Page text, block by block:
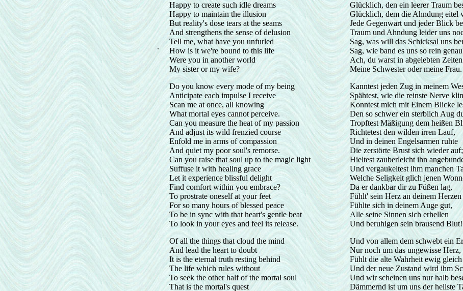
.
Happy to create such idle dreams
Happy to maintain the illusion
But reality's dose tears at the seams
And strengthens the sense of delusion
Tell me, what have you unfurled
How is it we're bound to this life
Were you in another world
My sister or my wife?
Do you know every mode of my being
Anticipate each impulse I receive
Scan me at once, all knowing
What mortal eyes cannot perceive.
Can you measure the heat of my passion
And adjust its wild frenzied course
Enfold me in arms of compassion
And quiet my poor soul's remorse.
Can you raise that soul up to the magic light
Suffuse it with healing grace
Let it experience blissful delight
Find comfort within you embrace?
To prostrate oneself at your feet
For so many hours of blessed peace
To be in sync with that heart's gentle beat
To look in your eyes and feel its release.
Of all the things that cloud the mind
And lead the heart to doubt
It is the eternal truth resting behind
The life which rules without
To seek the other half of the mortal soul
That is the mortal's quest
Glücklich, den ein leerer Traum
Glücklich, dem die Ahndung eitel
Jede Gegenwart und jeder Blick
Traum und Ahndung leider uns
Sag, was will das Schicksal uns
Sag, wie band es uns so rein
Ach, du warst in abgelebten Zeiten
Meine Schwester oder meine Frau.
Kanntest jeden Zug in meinem
Spähtest, wie die reinste Nerve
Konntest mich mit Einem Blicke
Den so schwer ein sterblich Aug
Tropftest Mäßigung dem heißen
Richtetest den wilden irren Lauf,
Und in deinen Engelsarmen ruhte
Die zerstörte Brust sich wieder auf;
Hieltest zauberleicht ihn
Und vergaukeltest ihm manchen
Welche Seligkeit glich jenen
Da er dankbar dir zu Füßen lag,
Fühlt' sein Herz an deinem
Fühlte sich in deinem Auge gut,
Alle seine Sinnen sich erhellen
Und beruhigen sein brausend Blut!
Und von allem dem schwebt ein
Nur noch um das ungewisse Herz,
Fühlt die alte Wahrheit ewig
Und der neue Zustand wird ihm
Und wir scheinen uns nur halb
Dämmernd ist um uns der hellste